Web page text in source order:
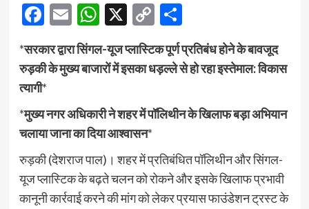
Facebook
EmailWhatsApp
X Copy
Link
Share
*सरकार द्वारा सिंगल-यूज प्लास्टिक पूर्ण प्रतिबंध होने के बावजूद
रुड़की के मुख्य बाजारों में इसका धड़ल्ले से हो रहा इस्तेमाल: विकास
त्यागी*
*मुख्य नगर अधिकारी ने शहर में पॉलिथीन के खिलाफ बड़ा अभियान
चलाया जाना का दिया आश्वासन*
रुड़की (देशराज पाल)। शहर में प्रतिबंधित पॉलिथीन और सिंगल-
यूज प्लास्टिक के बढ़ते चलन को रोकने और इसके खिलाफ प्रभावी
कानूनी कार्रवाई करने की मांग को लेकर प्रयास फाउंडेशन ट्रस्ट के